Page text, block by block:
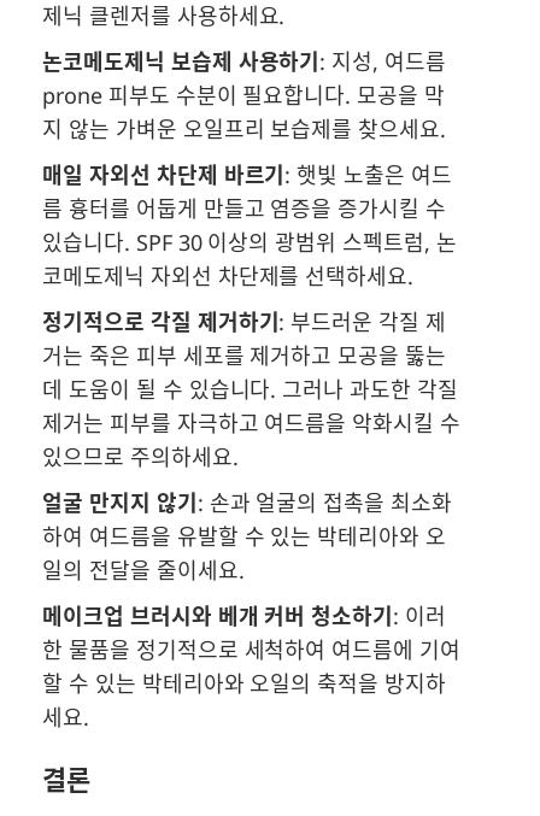
제닉 클렌저를 사용하세요.
논코메도제닉 보습제 사용하기 : 지성, 여드름
prone 피부도 수분이 필요합니다. 모공을 막
지 않는 가벼운 오일프리 보습제를 찾으세요.
매일 자외선 차단제 바르기 : 햇빛 노출은 여드
름 흉터를 어둡게 만들고 염증을 증가시킬 수
있습니다. SPF 30 이상의 광범위 스펙트럼, 논
코메도제닉 자외선 차단제를 선택하세요.
정기적으로 각질 제거하기 : 부드러운 각질 제
거는 죽은 피부 세포를 제거하고 모공을 뚫는
데 도움이 될 수 있습니다. 그러나 과도한 각질
제거는 피부를 자극하고 여드름을 악화시킬 수
있으므로 주의하세요.
얼굴 만지지 않기 : 손과 얼굴의 접촉을 최소화
하여 여드름을 유발할 수 있는 박테리아와 오
일의 전달을 줄이세요.
메이크업 브러시와 베개 커버 청소하기 : 이러
한 물품을 정기적으로 세척하여 여드름에 기여
할 수 있는 박테리아와 오일의 축적을 방지하
세요.
결론